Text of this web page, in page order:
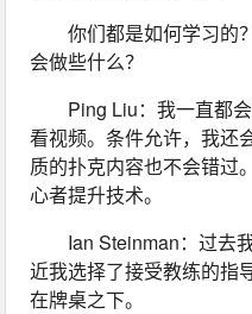
你们都是如何学习的
会做些什么？
Ping Liu：我一直都
看视频。条件允许，我还
质的扑克内容也不会错过
心者提升技术。
Ian Steinman：过去
近我选择了接受教练的指
在牌桌之下。